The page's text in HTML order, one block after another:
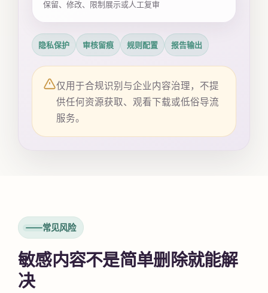
保留、修改、限制展示或人工复审
隐私保护 审核留痕 规则配置 报告输出
仅用于合规识别与企业内容治理，不提
供任何资源获取、观看下载或低俗导流
服务。
常见风险
敏感内容不是简单删除就能解
决